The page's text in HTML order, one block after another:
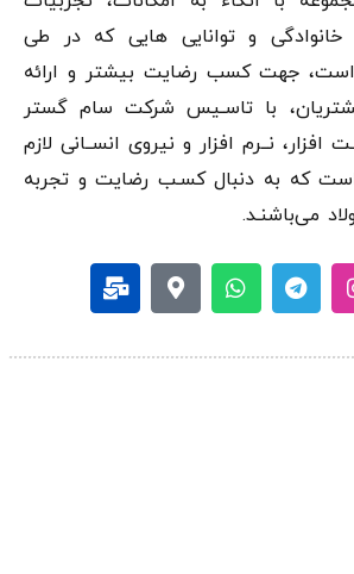
و توانایی هایی که در طی
است، جهت کسب رضایت بیشتر و ارائه
با تاسـیس شرکت سام گستر
نــرم افزار و نیروی انســانی لازم
است که به دنبال کسـب رضایت و تجربه
می‌باشنـد.